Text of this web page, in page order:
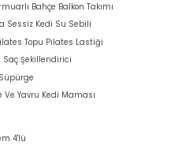
Bahçe Balkon Takımı
Sessiz Kedi Su Sebili
Topu Pilates Lastiği
Saç Şekillendirici
Yavru Kedi Maması
4'lü